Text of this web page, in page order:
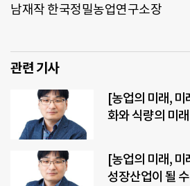
남재작 한국정밀농업연구소장
관련 기사
[농업의 미래,
화와 식량의 미래
[농업의 미래, 미
성장산업이 될